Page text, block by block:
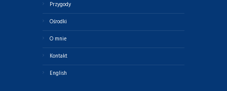
Przygody
Ośrodki
O mnie
Kontakt
English